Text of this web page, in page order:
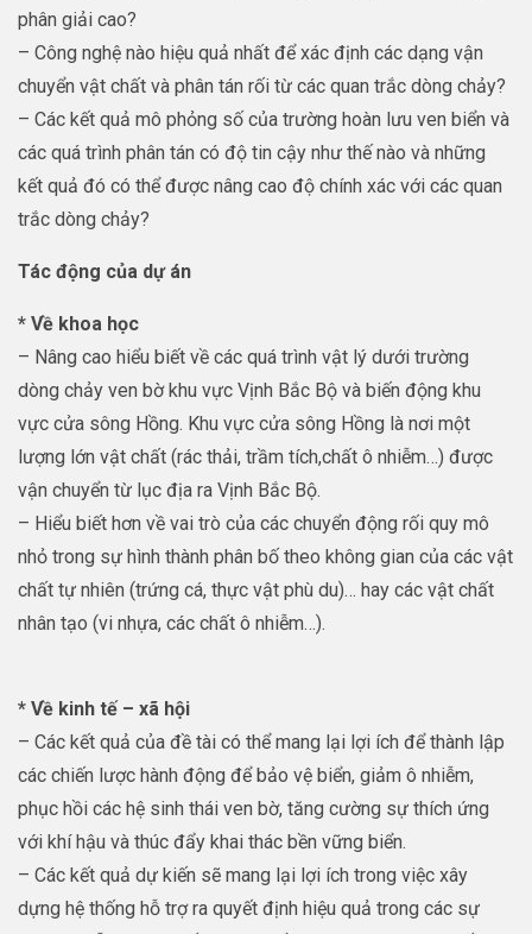
phân giải cao?
– Công nghệ nào hiệu quả nhất để xác định các dạng vận
chuyển vật chất và phân tán rối từ các quan trắc dòng chảy?
– Các kết quả mô phỏng số của trường hoàn lưu ven biển và
các quá trình phân tán có độ tin cậy như thế nào và những
kết quả đó có thể được nâng cao độ chính xác với các quan
trắc dòng chảy?
Tác động của dự án
* Về khoa học
– Nâng cao hiểu biết về các quá trình vật lý dưới trường
dòng chảy ven bờ khu vực Vịnh Bắc Bộ và biến động khu
vực cửa sông Hồng. Khu vực cửa sông Hồng là nơi một
lượng lớn vật chất (rác thải, trầm tích,chất ô nhiễm…) được
vận chuyển từ lục địa ra Vịnh Bắc Bộ.
– Hiểu biết hơn về vai trò của các chuyển động rối quy mô
nhỏ trong sự hình thành phân bố theo không gian của các vật
chất tự nhiên (trứng cá, thực vật phù du)… hay các vật chất
nhân tạo (vi nhựa, các chất ô nhiễm…).
* Về kinh tế – xã hội
– Các kết quả của đề tài có thể mang lại lợi ích để thành lập
các chiến lược hành động để bảo vệ biển, giảm ô nhiễm,
phục hồi các hệ sinh thái ven bờ, tăng cường sự thích ứng
với khí hậu và thúc đẩy khai thác bền vững biển.
– Các kết quả dự kiến sẽ mang lại lợi ích trong việc xây
dựng hệ thống hỗ trợ ra quyết định hiệu quả trong các sự